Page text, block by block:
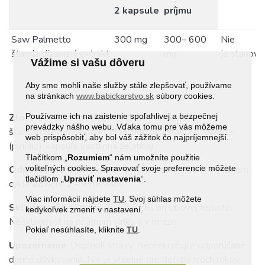
Vážime si vašu dôveru
Aby sme mohli naše služby stále zlepšovať, používame
na stránkachwww.babickarstvo.sk súbory cookies.
Používame ich na zaistenie spoľahlivej a bezpečnej
prevádzky nášho webu. Vďaka tomu pre vás môžeme
web prispôsobiť, aby bol váš zážitok čo najpríjemnejší.
Tlačítkom „ Rozumiem“ nám umožníte použitie
voliteľných cookies. Spravovať svoje preferencie môžete
tlačidlom „Upraviť nastavenia“.
Viac informácií nájdete TU . Svoj súhlas môžete
kedykoľvek zmeniť v nastavení.
Pokiaľ nesúhlasíte, klikniteTU
2 kapsule príjmu
Saw Palmetto
štandardizovaný extrakt
300 mg
300– 600
mg
Nie
je
Zloženie:Serenoa Repens (Saw Palmetto)
štandardizovaný extrakt plod, mikrokryštalická celulóza
(plnidlo), kapsula (rastlinná želatína)
Odporúčané dávkovanie:1 - 2 kapsuly denne. V jednom
cykle užívajte 2 – 4 mesiace.
Skladovanie:Uchovávajte v suchu pri izbovej teplote.
Neskladovať na priamom slnku a v mraze.
Upozornenie
denné dávkovanie. Nie je vhodné pre deti do troch rokov,